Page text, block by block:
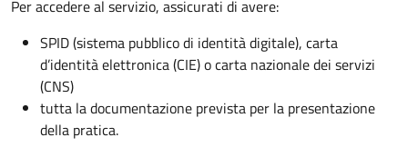
Per accedere al servizio, assicurati di avere:
SPID (sistema pubblico di identità digitale), carta
d’identità elettronica (CIE) o carta nazionale dei servizi
(CNS)
tutta la documentazione prevista per la presentazione
della pratica.